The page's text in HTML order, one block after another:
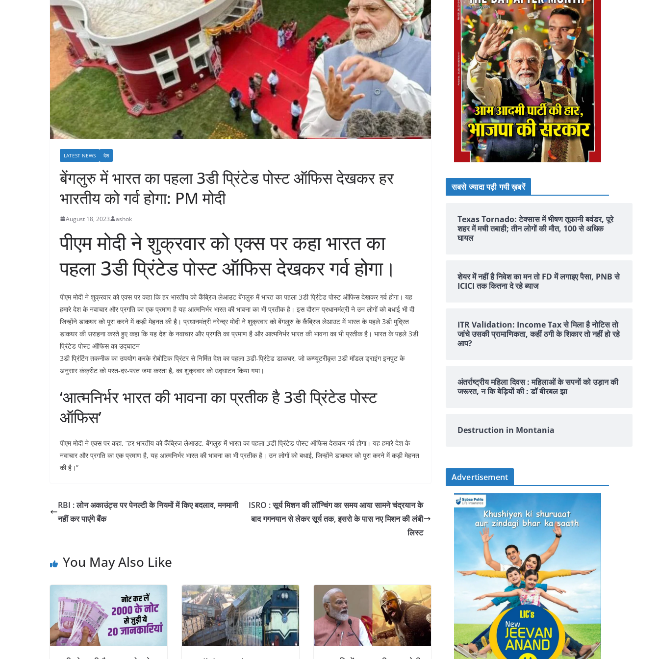
LATEST NEWS देश
बेंगलुरु में भारत का पहला 3डी प्रिंटेड पोस्ट ऑफिस देखकर हर
भारतीय को गर्व होगा: PM मोदी
August 18, 2023 ashok
पीएम मोदी ने शुक्रवार को एक्स पर कहा भारत का
पहला 3डी प्रिंटेड पोस्ट ऑफिस देखकर गर्व होगा।
पीएम मोदी ने शुक्रवार को एक्स पर कहा कि हर भारतीय को कैंब्रिज लेआउट बेंगलुरु में भारत का पहला 3डी प्रिंटेड पोस्ट ऑफिस देखकर गर्व होगा। यह
हमारे देश के नवाचार और प्रगति का एक प्रमाण है यह आत्मनिर्भर भारत की भावना का भी प्रतीक है। इस दौरान प्रधानमंत्री ने उन लोगों को बधाई भी दी
जिन्होंने डाकघर को पूरा करने में कड़ी मेहनत की है। प्रधानमंत्री नरेन्द्र मोदी ने शुक्रवार को बेंगलुरु के कैंब्रिज लेआउट में भारत के पहले 3डी मुद्रित
डाकघर की सराहना करते हुए कहा कि यह देश के नवाचार और प्रगति का प्रमाण है और आत्मनिर्भर भारत की भावना का भी प्रतीक है। भारत के पहले 3डी
प्रिंटेड पोस्ट ऑफिस का उद्घाटन
3डी प्रिंटिंग तकनीक का उपयोग करके रोबोटिक प्रिंटर से निर्मित देश का पहला 3डी-प्रिंटेड डाकघर, जो कम्प्यूटरीकृत 3डी मॉडल ड्राइंग इनपुट के
अनुसार कंक्रीट को परत-दर-परत जमा करता है, का शुक्रवार को उद्घाटन किया गया।
‘आत्मनिर्भर भारत की भावना का प्रतीक है 3डी प्रिंटेड पोस्ट
ऑफिस’
पीएम मोदी ने एक्स पर कहा, ”हर भारतीय को कैंब्रिज लेआउट, बेंगलुरु में भारत का पहला 3डी प्रिंटेड पोस्ट ऑफिस देखकर गर्व होगा। यह हमारे देश के
नवाचार और प्रगति का एक प्रमाण है, यह आत्मनिर्भर भारत की भावना का भी प्रतीक है। उन लोगों को बधाई, जिन्होंने डाकघर को पूरा करने में कड़ी मेहनत
की है।”
RBI : लोन अकाउंट्स पर पेनल्टी के नियमों में किए बदलाव, मनमानी
नहीं कर पाएंगे बैंक
ISRO : सूर्य मिशन की लॉन्चिंग का समय आया सामने चंद्रयान के
बाद गगनयान से लेकर सूर्य तक, इसरो के पास नए मिशन की लंबी
लिस्ट
You May Also Like
सबसे ज्यादा पढ़ी गयी ख़बरें
Texas Tornado: टेक्सास में भीषण तूफानी बवंडर, पूरे
शहर में मची तबाही; तीन लोगों की मौत, 100 से अधिक
घायल
शेयर में नहीं है न‍िवेश का मन तो FD में लगाइए पैसा, PNB से
ICICI तक क‍ितना दे रहे ब्‍याज
ITR Validation: Income Tax से मिला है नोटिस तो
जांचे उसकी प्रामाणिकता, कहीं ठगी के शिकार तो नहीं हो रहे
आप?
अंतर्राष्ट्रीय महिला दिवस : महिलाओं के सपनों को उड़ान की
जरूरत, न कि बेड़ियों की : डॉ बीरबल झा
Destruction in Montania
Advertisement